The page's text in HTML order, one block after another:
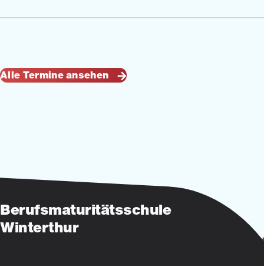
Alle Termine ansehen
Berufsmaturitätsschule
Winterthur